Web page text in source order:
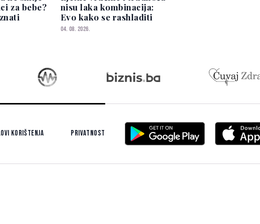
za bebe?
nisu laka kombinacija:
Evo kako se rashladiti
04. 08. 2026.
korištenja Privatnost